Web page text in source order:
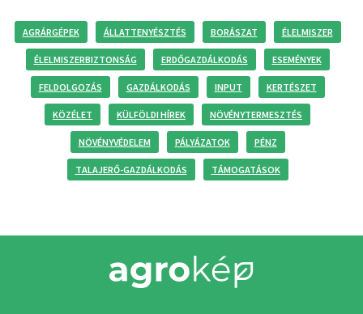
AGRÁRGÉPEK ÁLLATTENYÉSZTÉS BORÁSZAT ÉLELMISZER
ÉLELMISZERBIZTONSÁG ERDŐGAZDÁLKODÁS ESEMÉNYEK
FELDOLGOZÁS GAZDÁLKODÁS INPUT KERTÉSZET
KÖZÉLET KÜLFÖLDI HÍREK NÖVÉNYTERMESZTÉS
NÖVÉNYVÉDELEM PÁLYÁZATOK PÉNZ
TALAJERŐ-GAZDÁLKODÁS TÁMOGATÁSOK